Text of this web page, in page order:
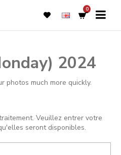
0
2024
photos much more quickly.
Veuillez entrer votre
seront disponibles.